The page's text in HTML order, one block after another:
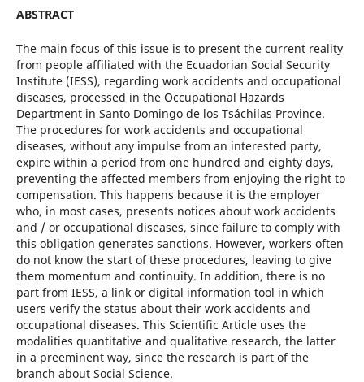
ABSTRACT
The main focus of this issue is to present the current reality
from people affiliated with the Ecuadorian Social Security
Institute (IESS), regarding work accidents and occupational
diseases, processed in the Occupational Hazards
Department in Santo Domingo de los Tsáchilas Province.
The procedures for work accidents and occupational
diseases, without any impulse from an interested party,
expire within a period from one hundred and eighty days,
preventing the affected members from enjoying the right to
compensation. This happens because it is the employer
who, in most cases, presents notices about work accidents
and / or occupational diseases, since failure to comply with
this obligation generates sanctions. However, workers often
do not know the start of these procedures, leaving to give
them momentum and continuity. In addition, there is no
part from IESS, a link or digital information tool in which
users verify the status about their work accidents and
occupational diseases. This Scientific Article uses the
modalities quantitative and qualitative research, the latter
in a preeminent way, since the research is part of the
branch about Social Science.